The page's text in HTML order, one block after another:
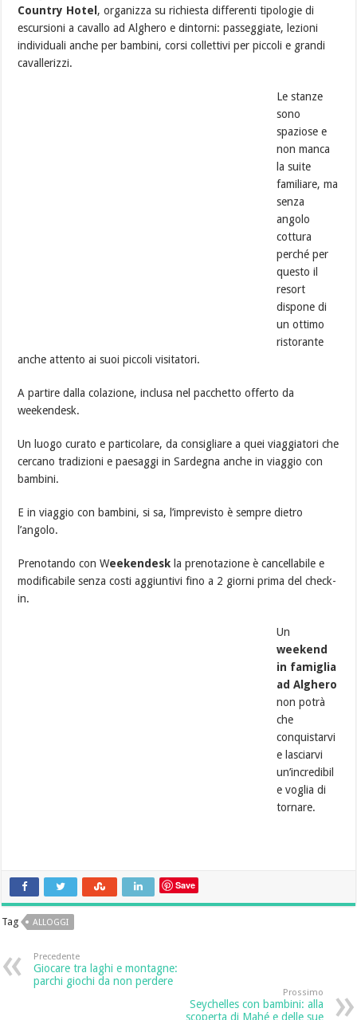
Country Hotel , organizza su richiesta differenti tipologie di
escursioni a cavallo ad Alghero e dintorni: passeggiate, lezioni
individuali anche per bambini, corsi collettivi per piccoli e grandi
cavallerizzi.
Le stanze
sono
spaziose e
non manca
la suite
familiare, ma
senza
angolo
cottura
perché per
questo il
resort
dispone di
un ottimo
ristorante
anche attento ai suoi piccoli visitatori.
A partire dalla colazione, inclusa nel pacchetto offerto da
weekendesk.
Un luogo curato e particolare, da consigliare a quei viaggiatori che
cercano tradizioni e paesaggi in Sardegna anche in viaggio con
bambini.
E in viaggio con bambini, si sa, l’imprevisto è sempre dietro
l’angolo.
Prenotando con Weekendesk la prenotazione è cancellabile e
modificabile senza costi aggiuntivi fino a 2 giorni prima del check-
in.
Un
weekend
in famiglia
ad Alghero
non potrà
che
conquistarvi
e lasciarvi
un’incredibil
e voglia di
tornare.
Save
Tag ALLOGGI
Precedente
Giocare tra laghi e montagne:
parchi giochi da non perdere
Prossimo
Seychelles con bambini: alla
scoperta di Mahé e delle sue